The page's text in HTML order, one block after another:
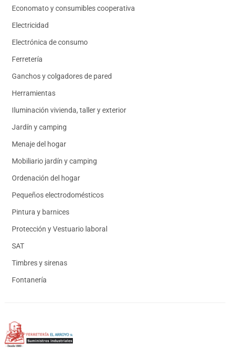
Economato y consumibles cooperativa
Electricidad
Electrónica de consumo
Ferretería
Ganchos y colgadores de pared
Herramientas
Iluminación vivienda, taller y exterior
Jardín y camping
Menaje del hogar
Mobiliario jardín y camping
Ordenación del hogar
Pequeños electrodomésticos
Pintura y barnices
Protección y Vestuario laboral
SAT
Timbres y sirenas
Fontanería